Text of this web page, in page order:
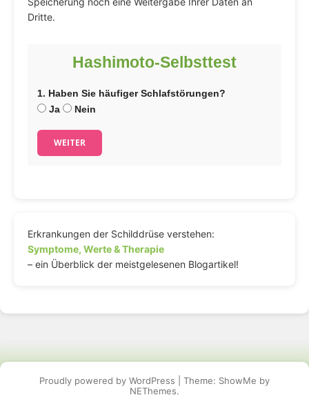
Dritte.
Hashimoto-Selbsttest
1. Haben Sie häufiger Schlafstörungen?
Ja
Nein
WEITER
Erkrankungen der Schilddrüse verstehen:
Symptome, Werte & Therapie
– ein Überblick der meistgelesenen Blogartikel!
Proudly powered by WordPress
Theme: ShowMe by
NEThemes.